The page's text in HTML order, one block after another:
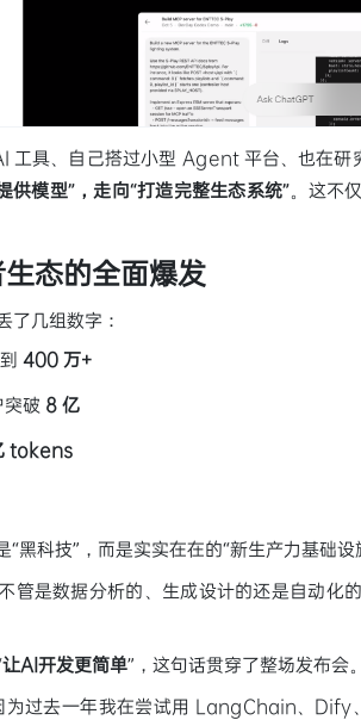
工具、自己搭过小型 Agent 平台、也在
供模型”，走向“打造完整生态系统”。这不
态的全面爆发
几组数字：
400 万+
破 8 亿
tokens
黑科技”，而是实实在在的“新生产力基础设
管是数据分析的、生成设计的还是自动化
让AI开发更简单”，这句话贯穿了整场发布会。
过去一年我在尝试用 LangChain、Dify